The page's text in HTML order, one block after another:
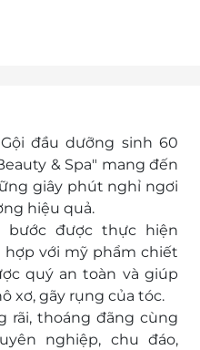
đầu dưỡng sinh 60
& Spa" mang đến
giây phút nghỉ ngơi
hiệu quả.
bước được thực hiện
với mỹ phẩm chiết
quý an toàn và giúp
xơ, gãy rụng của tóc.
rãi, thoáng đãng cùng
nghiệp, chu đáo,